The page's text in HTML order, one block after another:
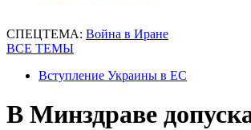
СПЕЦТЕМА: Война в Иране
ВСЕ ТЕМЫ
Вступление Украины в ЕС
В Минздраве